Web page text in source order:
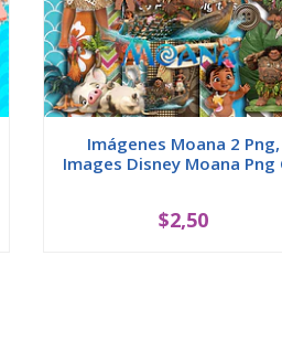
Imágenes Moana 2 Png,
Images Disney Moana Png
$2,50